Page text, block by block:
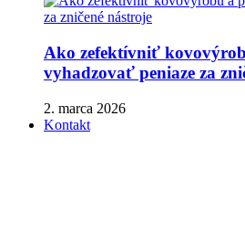
Ako zefektívniť
vyhadzovať peniaze za
2. marca 2026
Kontakt